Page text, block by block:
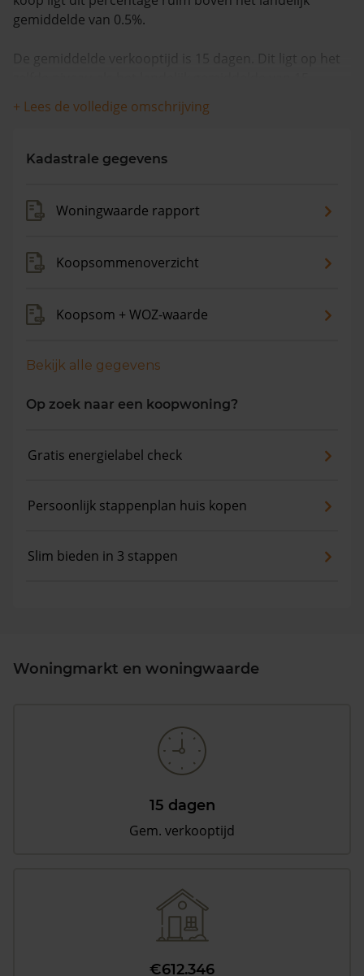
gemiddelde van 0.5%.
De gemiddelde verkooptijd is 15 dagen. Dit ligt op het
dagen.
worden appartementen gemiddeld voor €402.200
maanden is de gemiddelde woningwaarde met -0,7%
+ Lees de volledige omschrijving
Kadastrale gegevens
Woningwaarde rapport
Koopsommenoverzicht
Koopsom + WOZ-waarde
Bekijk alle gegevens
Op zoek naar een koopwoning?
Gratis energielabel check
Persoonlijk stappenplan huis kopen
Slim bieden in 3 stappen
Woningmarkt en woningwaarde
15 dagen
Gem. verkooptijd
€612.346